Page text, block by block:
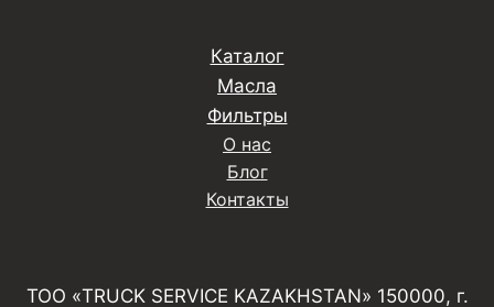
Каталог
Масла
Фильтры
О нас
Блог
Контакты
ТОО «TRUCK SERVICE KAZAKHSTAN» 150000, г.